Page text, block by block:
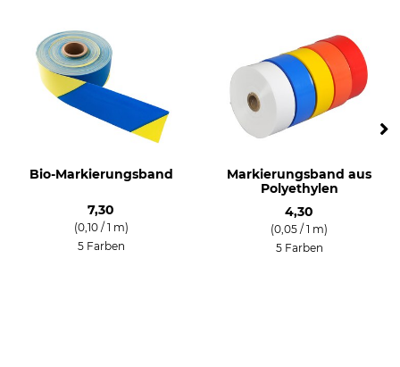
Bio-Markierungsband
7,30
(0,10 / 1 m)
5 Farben
Markierungsband aus
Polyethylen
4,30
(0,05 / 1 m)
5 Farben